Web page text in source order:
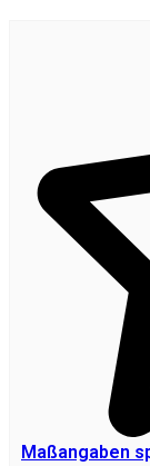
Maßangaben